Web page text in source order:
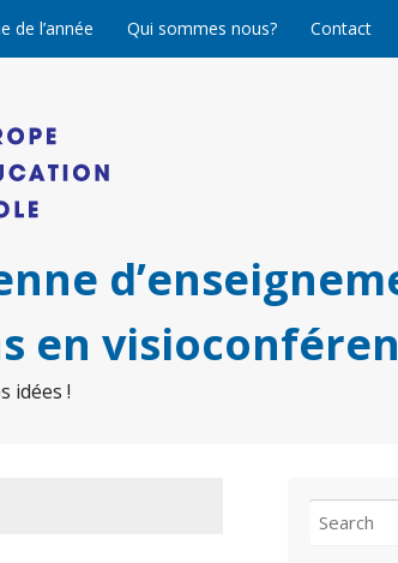
de l’année Qui sommes nous? Contact
en
idées !
for: